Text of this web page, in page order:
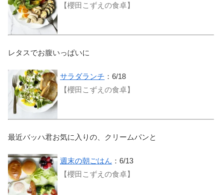
【櫻田こずえの食卓】
レタスでお腹いっぱいに
サラダランチ ：6/18
【櫻田こずえの食卓】
最近バッハ君お気に入りの、クリームパンと
週末の朝ごはん ：6/13
【櫻田こずえの食卓】